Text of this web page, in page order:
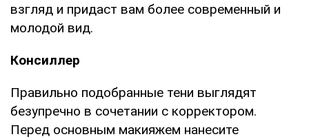
взгляд и придаст вам более современный и
молодой вид.
Консиллер
Правильно подобранные тени выглядят
безупречно в сочетании с корректором.
Перед основным макияжем нанесите